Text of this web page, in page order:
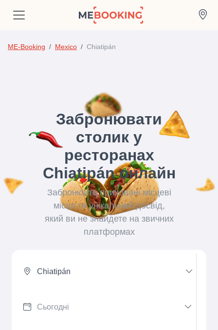
ME-Booking Mexico Chiatipán
Забронювати
столик у
ресторанах
Chiatipán онлайн
Забронюйте приховані місцеві
місця та унікальний досвід,
який ви не знайдете на звичних
платформах
Chiatipán